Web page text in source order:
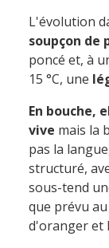
L'évolution
soupçon de
poncé et, à
15 °C, une
En bouche,
vive mais la
pas la
structuré,
sous-tend
que prévu
d'oranger et